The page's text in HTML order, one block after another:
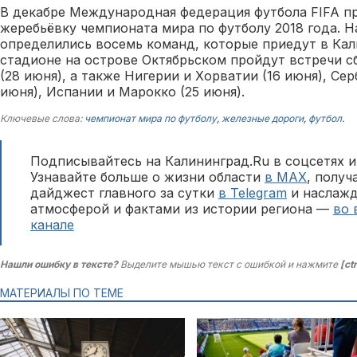
В декабре Международная федерация футбола FIFA
жеребьёвку чемпионата мира по футболу 2018 года.
определились восемь команд, которые приедут в
стадионе на острове Октябрьском пройдут встречи
(28 июня), а также Нигерии и Хорватии (16 июня),
июня), Испании и Марокко (25 июня).
Ключевые слова: чемпионат мира по футболу, железные дороги, футбол.
Подписывайтесь на Калининград.Ru в соцсетях
Узнавайте больше о жизни области в MAX,
дайджест главного за сутки в Telegram и
атмосферой и фактами из истории региона — во
канале
Нашли ошибку в тексте?Выделите мышью текст с ошибкой и нажмите
МАТЕРИАЛЫ ПО ТЕМЕ